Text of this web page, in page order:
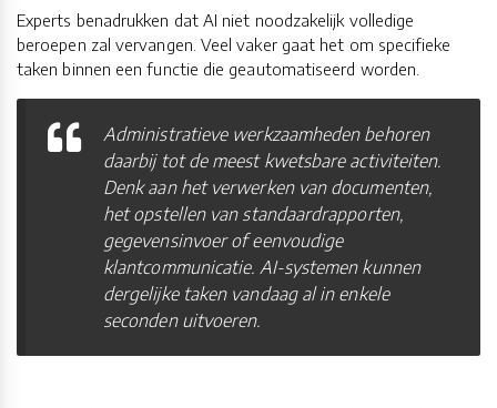
Experts benadrukken dat AI niet noodzakelijk volledige
beroepen zal vervangen. Veel vaker gaat het om specifieke
taken binnen een functie die geautomatiseerd worden.
Administratieve werkzaamheden behoren
daarbij tot de meest kwetsbare activiteiten.
Denk aan het verwerken van documenten,
het opstellen van standaardrapporten,
gegevensinvoer of eenvoudige
klantcommunicatie. AI-systemen kunnen
dergelijke taken vandaag al in enkele
seconden uitvoeren.